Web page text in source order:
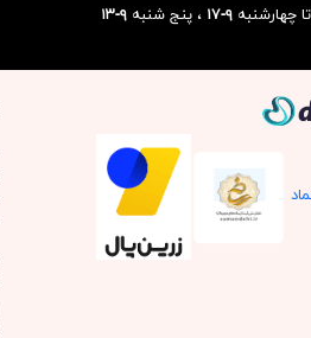
چهارشنبه ۹-۱۷ ، پنج شنبه ۹-١٣